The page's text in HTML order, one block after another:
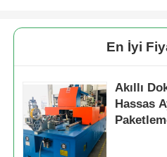
Kablo Paketleme Makinesi
Kablo sarma makinesi
sıyırma ekstrüzyon
En İyi
Akıllı
Hassas